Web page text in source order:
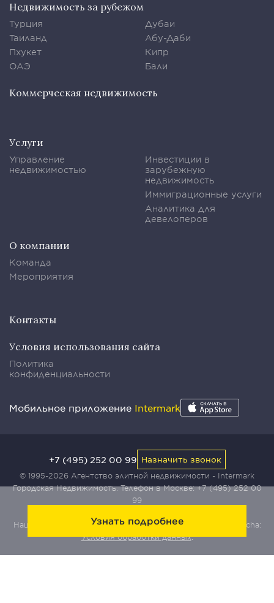
Узнать подробнее
Недвижимость за рубежом
Турция
Таиланд
Пхукет
ОАЭ
Дубаи
Абу-Даби
Кипр
Бали
Коммерческая недвижимость
Услуги
Управление
недвижимостью
Инвестиции в
зарубежную
недвижимость
Иммиграционные услуги
Аналитика для
девелоперов
О компании
Команда
Мероприятия
Контакты
Условия использования сайта
Политика
конфиденциальности
Мобильное приложение Intermark
© 1995-2026 Агентство элитной недвижимости - Intermark
Городская Недвижимость. Телефон в Москве:+7 (495) 252 00
99
Наш сайт защищен с помощью сервиса Yandex SmartCaptcha:
Условия обработки данных.
+7 (495) 252 00 99 Назначить звонок